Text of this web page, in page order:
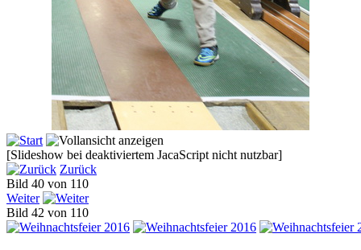
[Slideshow bei deaktiviertem JacaScript nicht nutzbar]
Zurück
Bild 40 von 110
Weiter
Bild 42 von 110